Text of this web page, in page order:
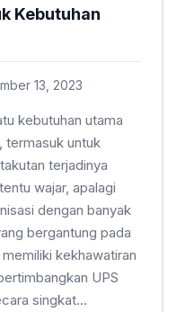
Kebutuhan
13, 2023
kebutuhan utama
termasuk untuk
terjadinya
wajar, apalagi
dengan banyak
bergantung pada
kekhawatiran
UPS
singkat…